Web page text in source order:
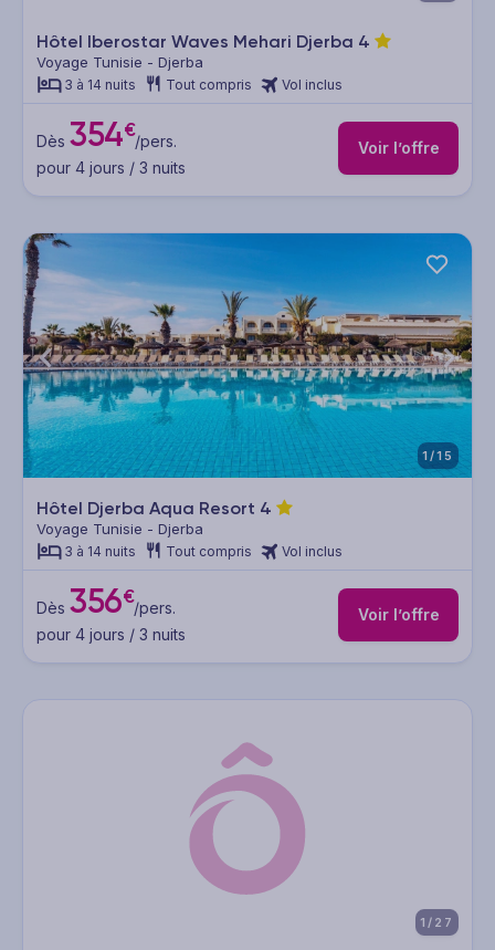
Hôtel Iberostar Waves Mehari Djerba 4
Voyage Tunisie - Djerba
3 à 14 nuits Tout compris Vol inclus
Dès 354€/pers.
pour 4 jours / 3 nuits
Voir l’offre
1/15
Hôtel Djerba Aqua Resort 4
Voyage Tunisie - Djerba
3 à 14 nuits Tout compris Vol inclus
Dès 356€/pers.
pour 4 jours / 3 nuits
Voir l’offre
1/27